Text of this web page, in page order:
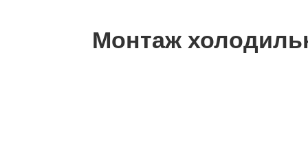
Монтаж